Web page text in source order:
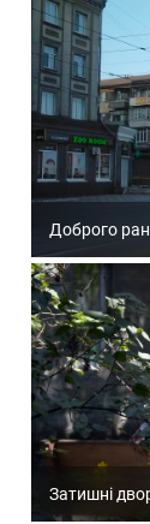
Доброго
Затишні